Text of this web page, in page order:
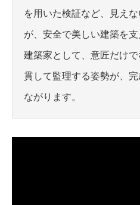
を用いた検証など、見え
が、安全で美しい建築を支
建築家として、意匠だけ
貫して監理する姿勢が、
ながります。